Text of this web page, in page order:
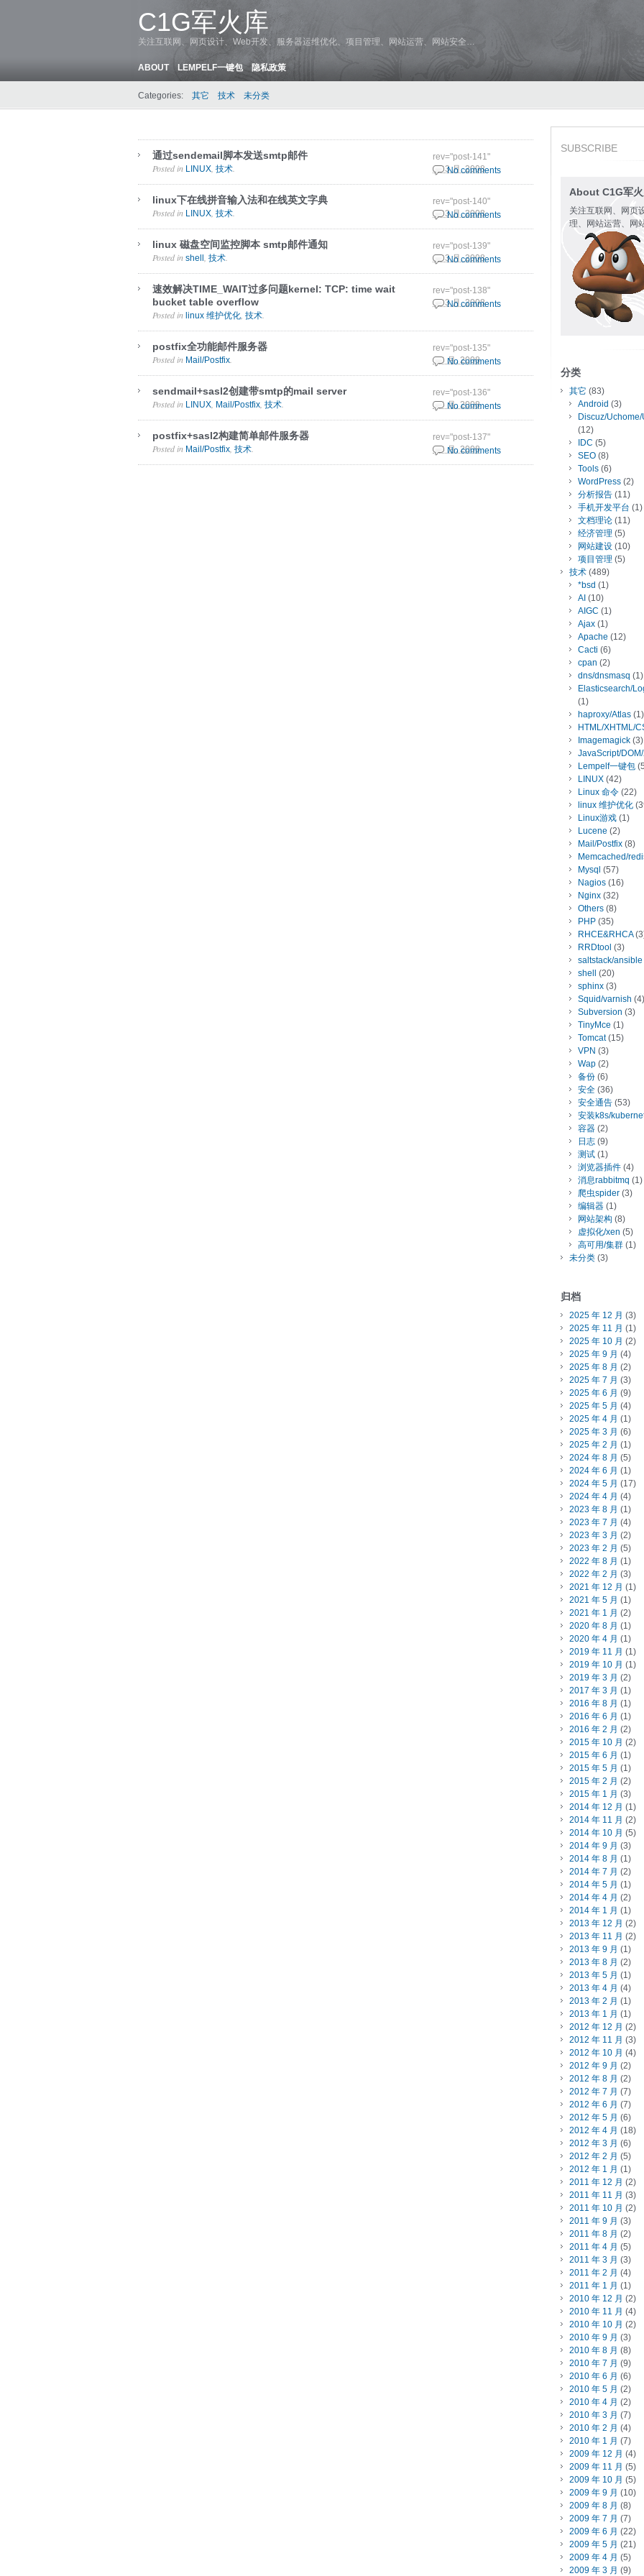
C1G军火库
关注互联网、网页设计、Web开发、服务器运维优化、项目管理、网站运营、网站安全…
ABOUT LEMPELF一键包 隐私政策
Categories: 其它 技术 未分类
通过sendemail脚本发送smtp邮件
20 3 月, 2008
Posted in LINUX 技术
rev="post-141"
No comments
linux下在线拼音输入法和在线英文字典
20 3 月, 2008
Posted in LINUX 技术
rev="post-140"
No comments
linux 磁盘空间监控脚本 smtp邮件通知
20 3 月, 2008
Posted in shell 技术
rev="post-139"
No comments
速效解决TIME_WAIT过多问题kernel: TCP: time wait
bucket table overflow
19 3 月, 2008
Posted in linux 维护优化 技术
rev="post-138"
No comments
postfix全功能邮件服务器
5 3 月, 2008
Posted in Mail/Postfix
rev="post-135"
No comments
sendmail+sasl2创建带smtp的mail server
5 3 月, 2008
Posted in LINUX Mail/Postfix 技术
rev="post-136"
No comments
postfix+sasl2构建简单邮件服务器
5 3 月, 2008
Posted in Mail/Postfix 技术
rev="post-137"
No comments
SUBSCRIBE
About C1G军
关注互联网、网页
理、网站运营、网
分类
其它 (83)
Android (3)
Discuz/
(12)
IDC (5)
SEO (8)
Tools (6)
WordPress (2)
分析报告 (11)
手机开发平台 (1)
文档理论 (11)
经济管理 (5)
网站建设 (10)
项目管理 (5)
技术 (489)
*bsd (1)
AI (10)
AIGC (1)
Ajax (1)
Apache (12)
Cacti (6)
cpan (2)
dns/dnsmasq (1)
Elasticsearch/
(1)
haproxy/Atlas (1)
HTML/XHTML/
Imagemagick (3)
JavaScript/
Lempelf一键包
LINUX (42)
Linux 命令 (22)
linux 维护优化
Linux游戏 (1)
Lucene (2)
Mail/Postfix (8)
Memcached/
Mysql (57)
Nagios (16)
Nginx (32)
Others (8)
PHP (35)
RHCE&RHCA
RRDtool (3)
saltstack/ansible
shell
(20)
sphinx (3)
Squid/varnish (4)
Subversion (3)
TinyMce (1)
Tomcat(15)
VPN (3)
Wap (2)
备份 (6)
安全 (36)
安全通告 (53)
安装k8s/
容器 (2)
日志 (9)
测试 (1)
浏览器插件 (4)
消息rabbitmq (1)
爬虫spider (3)
编辑器 (1)
网站架构 (8)
虚拟化/xen (5)
高可用/集群 (1)
未分类 (3)
归档
2025 年 12 月 (3)
2025 年 11 月 (1)
2025 年 10 月 (2)
2025 年 9 月 (4)
2025 年 8 月 (2)
2025 年 7 月 (3)
2025 年 6 月 (9)
2025 年 5 月 (4)
2025 年 4 月 (1)
2025 年 3 月 (6)
2025 年 2 月 (1)
2024 年 8 月 (5)
2024 年 6 月 (1)
2024 年 5 月 (17)
2024 年 4 月 (4)
2023 年 8 月 (1)
2023 年 7 月 (4)
2023 年 3 月 (2)
2023 年 2 月 (5)
2022 年 8 月 (1)
2022 年 2 月 (3)
2021 年 12 月 (1)
2021 年 5 月 (1)
2021 年 1 月 (2)
2020 年 8 月 (1)
2020 年 4 月 (1)
2019 年 11 月 (1)
2019 年 10 月 (1)
2019 年 3 月 (2)
2017 年 3 月 (1)
2016 年 8 月 (1)
2016 年 6 月 (1)
2016 年 2 月 (2)
2015 年 10 月 (2)
2015 年 6 月 (1)
2015 年 5 月 (1)
2015 年 2 月 (2)
2015 年 1 月 (3)
2014 年 12 月 (1)
2014 年 11 月 (2)
2014 年 10 月 (5)
2014 年 9 月 (3)
2014 年 8 月 (1)
2014 年 7 月 (2)
2014 年 5 月 (1)
2014 年 4 月 (2)
2014 年 1 月 (1)
2013 年 12 月 (2)
2013 年 11 月 (2)
2013 年 9 月 (1)
2013 年 8 月 (2)
2013 年 5 月 (1)
2013 年 4 月 (4)
2013 年 2 月 (1)
2013 年 1 月 (1)
2012 年 12 月 (2)
2012 年 11 月 (3)
2012 年 10 月 (4)
2012 年 9 月 (2)
2012 年 8 月 (2)
2012 年 7 月 (7)
2012 年 6 月 (7)
2012 年 5 月 (6)
2012 年 4 月 (18)
2012 年 3 月 (6)
2012 年 2 月 (5)
2012 年 1 月 (1)
2011 年 12 月 (2)
2011 年 11 月 (3)
2011 年 10 月 (2)
2011 年 9 月 (3)
2011 年 8 月 (2)
2011 年 4 月 (5)
2011 年 3 月 (3)
2011 年 2 月 (4)
2011 年 1 月 (1)
2010 年 12 月 (2)
2010 年 11 月 (4)
2010 年 10 月 (2)
2010 年 9 月 (3)
2010 年 8 月 (8)
2010 年 7 月 (9)
2010 年 6 月 (6)
2010 年 5 月 (2)
2010 年 4 月 (2)
2010 年 3 月 (7)
2010 年 2 月 (4)
2010 年 1 月 (7)
2009 年 12 月 (4)
2009 年 11 月 (5)
2009 年 10 月 (5)
2009 年 9 月 (10)
2009 年 8 月 (8)
2009 年 7 月 (7)
2009 年 6 月 (22)
2009 年 5 月 (21)
2009 年 4 月 (5)
2009 年 3 月 (9)